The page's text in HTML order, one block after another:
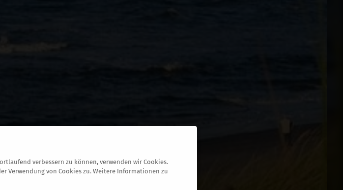
verbessern zu können, verwenden wir Cookies.
Verwendung von Cookies zu. Weitere Informationen zu